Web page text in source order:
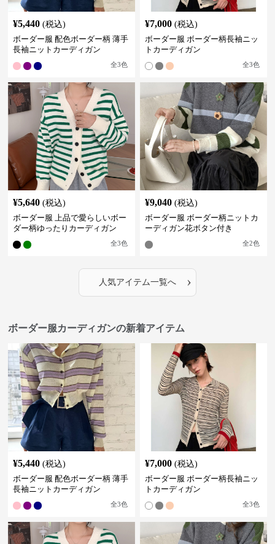
¥5,440 (税込)
ボーダー服 配色ボーダー柄 薄手
長袖ニットカーディガン
全3色
¥7,000 (税込)
ボーダー服 ボーダー柄長袖ニッ
トカーディガン
全3色
¥5,640 (税込)
ボーダー服 上品で愛らしいボー
ダー柄ゆったりカーディガン
全3色
¥9,040 (税込)
ボーダー服 ボーダー柄ニットカ
ーディガン花ボタン付き
全2色
人気アイテム一覧へ ›
ボーダー服カーディガンの新着アイテム
¥5,440 (税込)
ボーダー服 配色ボーダー柄 薄手
長袖ニットカーディガン
全3色
¥7,000 (税込)
ボーダー服 ボーダー柄長袖ニッ
トカーディガン
全3色